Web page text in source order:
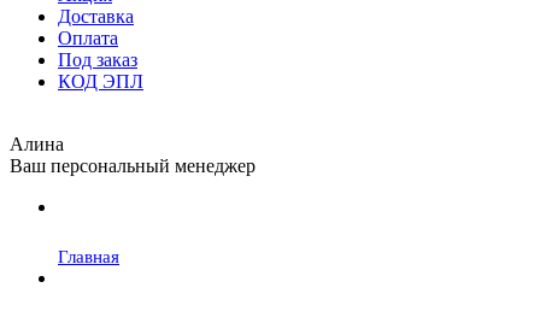
Доставка
Оплата
Под заказ
КОД ЭПЛ
Алина
Ваш персональный менеджер
Главная